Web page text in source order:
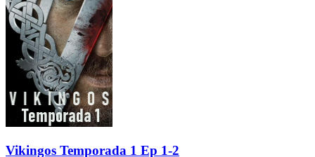
Vikingos Temporada 1 Ep 1-2